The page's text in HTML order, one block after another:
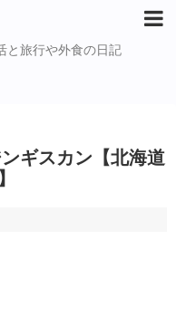
と旅行や外食の日記
ギスカン【北海道